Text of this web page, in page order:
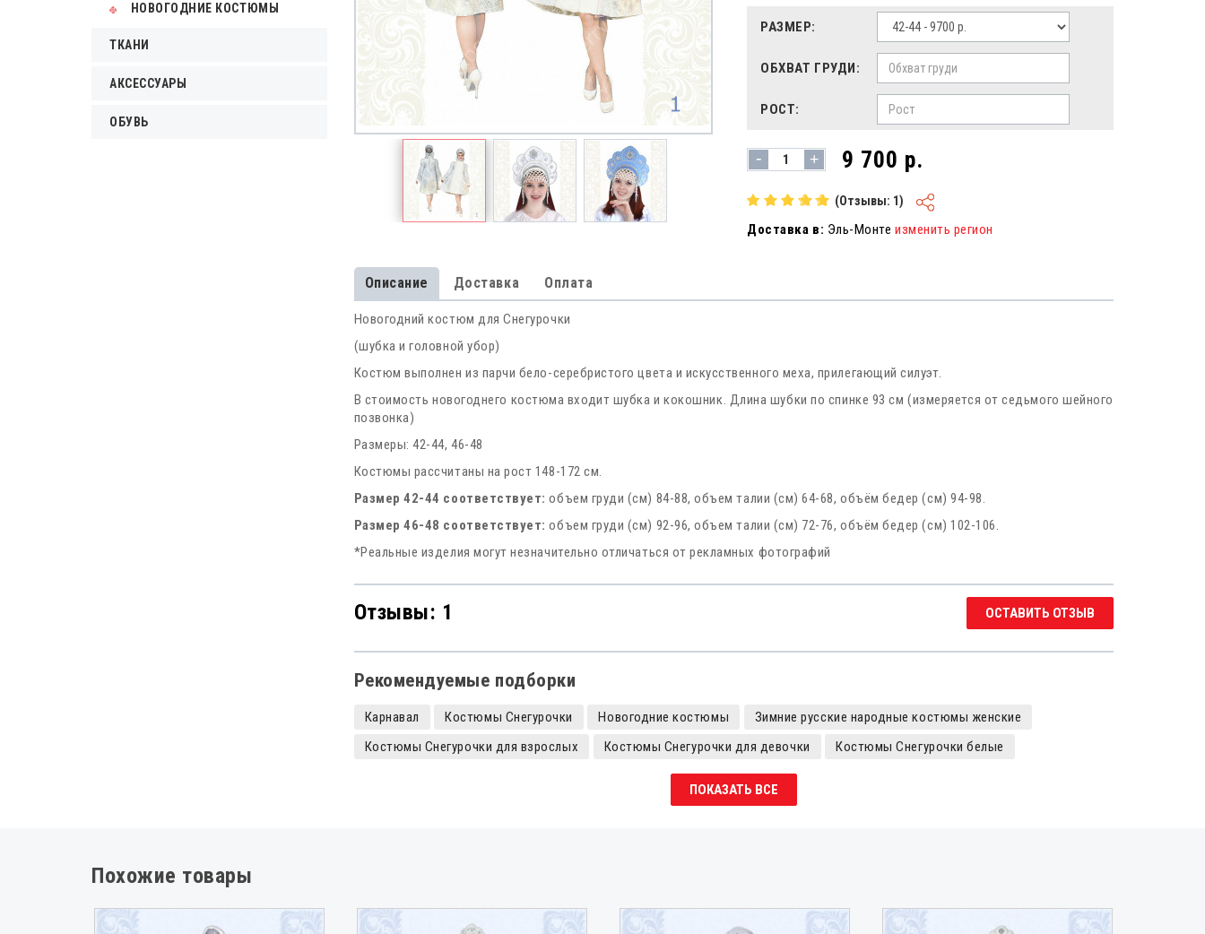
НОВОГОДНИЕ КОСТЮМЫ
ТКАНИ
АКСЕССУАРЫ
ОБУВЬ
РАЗМЕР:
ОБХВАТ ГРУДИ:
РОСТ:
- + 9 700 р.
(Отзывы: 1)
Доставка в: Эль-Монте изменить регион
Описание Доставка Оплата
Новогодний костюм для Снегурочки
(шубка и головной убор)
Костюм выполнен из парчи бело-серебристого цвета и искусственного меха, прилегающий силуэт.
В стоимость новогоднего костюма входит шубка и кокошник. Длина шубки по спинке 93 см (измеряется от седьмого шейного
позвонка)
Размеры: 42-44, 46-48
Костюмы рассчитаны на рост 148-172 см.
Размер 42-44 соответствует: объем груди (см) 84-88, объем талии (см) 64-68, объём бедер (см) 94-98.
Размер 46-48 соответствует: объем груди (см) 92-96, объем талии (см) 72-76, объём бедер (см) 102-106.
*Реальные изделия могут незначительно отличаться от рекламных фотографий
Отзывы: 1 ОСТАВИТЬ ОТЗЫВ
Рекомендуемые подборки
Карнавал Костюмы Снегурочки Новогодние костюмы
Зимние русские народные костюмы женские
Костюмы Снегурочки для взрослых
Костюмы Снегурочки для девочки
Костюмы Снегурочки белые
ПОКАЗАТЬ ВСЕ
Похожие товары